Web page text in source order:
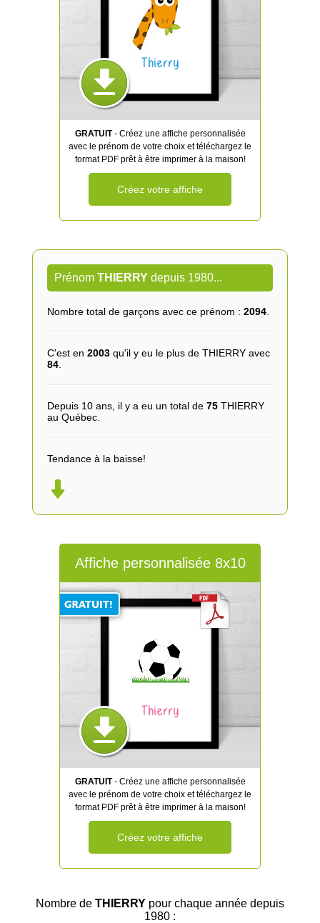
Thierry
GRATUIT- Créez une affiche personnalisée
avec le prénom de votre choix et téléchargez le
format PDF prêt à être imprimer à la maison!
Créez votre affiche
Prénom THIERRYdepuis 1980...
Nombre total de garçons avec ce prénom : 2094.
C'est en 2003qu'il y eu le plus de THIERRY avec
84.
Depuis 10 ans, il y a eu un total de 75THIERRY
au Québec.
Tendance à la baisse!
Affiche personnalisée 8x10
Thierry
GRATUIT- Créez une affiche personnalisée
avec le prénom de votre choix et téléchargez le
format PDF prêt à être imprimer à la maison!
Créez votre affiche
Nombre de THIERRYpour chaque année depuis
1980 :